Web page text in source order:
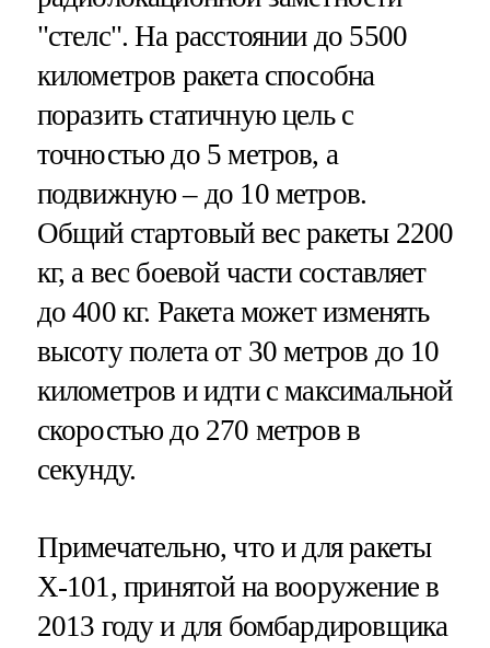
"стелс". На расстоянии до 5500
километров ракета способна
поразить статичную цель с
точностью до 5 метров, а
подвижную – до 10 метров.
Общий стартовый вес ракеты 2200
кг, а вес боевой части составляет
до 400 кг. Ракета может изменять
высоту полета от 30 метров до 10
километров и идти с максимальной
скоростью до 270 метров в
секунду.
Примечательно, что и для ракеты
Х-101, принятой на вооружение в
2013 году и для бомбардировщика